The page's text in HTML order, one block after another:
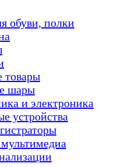
обуви, полки
товары
шары
и электроника
устройства